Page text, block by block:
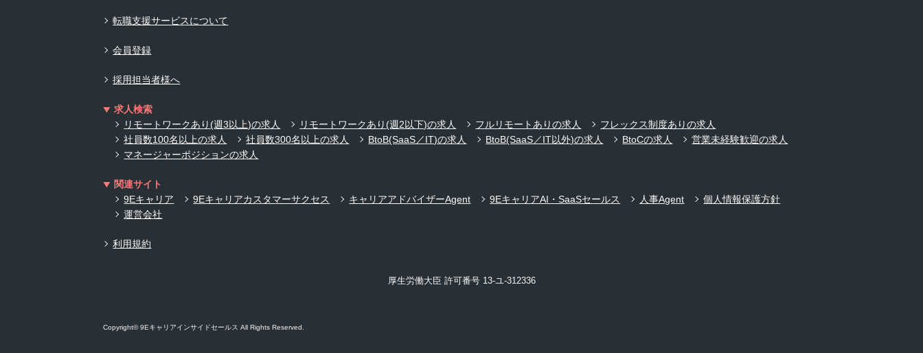
転職支援サービスについて
会員登録
採用担当者様へ
求人検索
リモートワークあり(週3以上)の求人
リモートワークあり(週2以下)の求人 フルリモートありの求人
フレックス制度ありの求人
社員数100名以上の求人
社員数300名以上の求人 BtoB(SaaS／IT)の求人 BtoB(SaaS／IT以外)の求人 BtoCの求人
営業未経験歓迎の求人
マネージャーポジションの求人
関連サイト
9Eキャリア
9Eキャリアカスタマーサクセス キャリアアドバイザーAgent 9EキャリアAI・SaaSセールス 人事Agent
個人情報保護方針
運営会社
利用規約
厚生労働大臣 許可番号 13-ユ-312336
Copyright© 9Eキャリアインサイドセールス All Rights Reserved.